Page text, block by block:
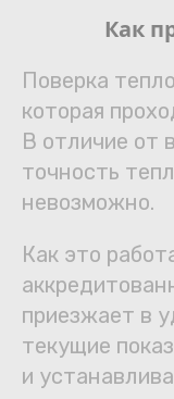
Как
Поверка
которая
В отличие от
точность
невозможно.
Как это
приезжает в
текущие
и